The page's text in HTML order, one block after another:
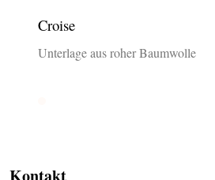
Croise
Unterlage aus roher Baumwolle